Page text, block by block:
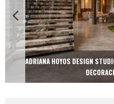
ADRIANA HOYOS DESIGN